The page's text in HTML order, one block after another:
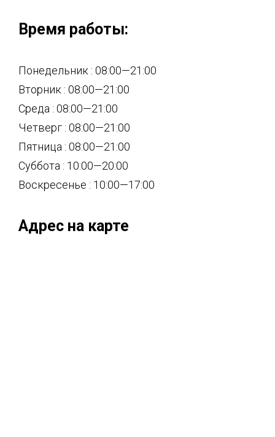
Время работы:
Понедельник : 08:00—21:00
Вторник : 08:00—21:00
Среда : 08:00—21:00
Четверг : 08:00—21:00
Пятница : 08:00—21:00
Суббота : 10:00—20:00
Воскресенье : 10:00—17:00
Адрес на карте